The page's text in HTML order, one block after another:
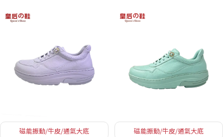
磁能振動/牛皮/通氣大底 磁能振動/牛皮/通氣大底